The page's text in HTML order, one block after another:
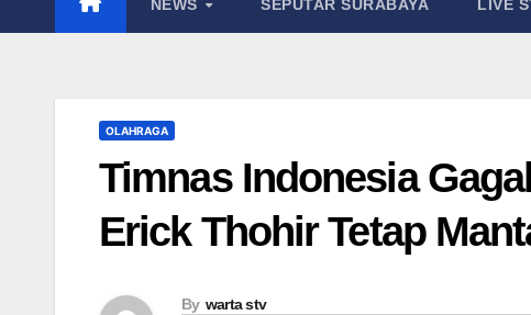
NEWS SEPUTAR SURABAYA LIVE
OLAHRAGA
Timnas Indonesia
Erick Thohir Tetap
By warta stv